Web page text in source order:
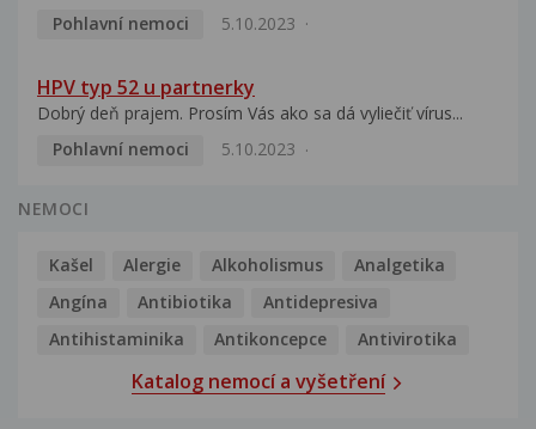
Pohlavní nemoci
5.10.2023
HPV typ 52 u partnerky
Dobrý deň prajem. Prosím Vás ako sa dá vyliečiť vírus...
Pohlavní nemoci
5.10.2023
NEMOCI
Kašel Alergie Alkoholismus
Analgetika
Angína
Antibiotika
Antidepresiva
Antihistaminika
Antikoncepce Antivirotika
Katalog nemocí a vyšetření